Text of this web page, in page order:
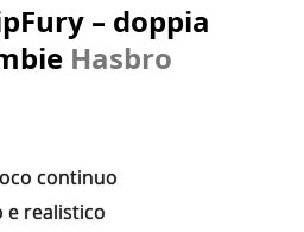
– doppia
Hasbro
continuo
e realistico